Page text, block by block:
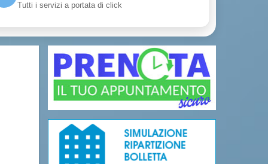
Tutti i servizi a portata di click